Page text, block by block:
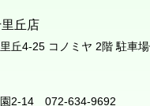
丘店
丘4-25 コノミヤ 2階 駐車
園2-14 072-634-9692